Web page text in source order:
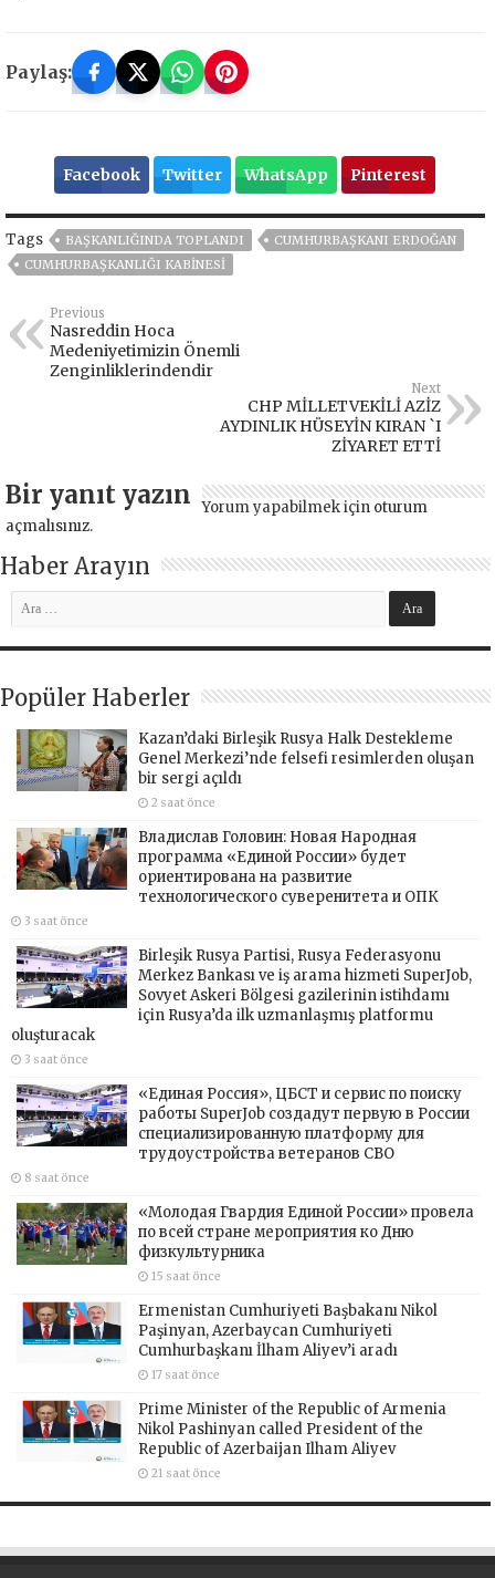
Paylaş:
Facebook Twitter WhatsApp Pinterest
Tags BAŞKANLIĞINDA TOPLANDI
CUMHURBAŞKANI ERDOĞAN
CUMHURBAŞKANLIĞI KABINESI
Previous
Nasreddin Hoca
Medeniyetimizin Önemli
Zenginliklerindendir
Next
CHP MİLLETVEKİLİ AZİZ
AYDINLIK HÜSEYİN KIRAN `I
ZİYARET ETTİ
Bir yanıt yazın Yorum yapabilmek için oturum
açmalısınız.
Haber Arayın
Popüler Haberler
Kazan’daki Birleşik Rusya Halk Destekleme
Genel Merkezi’nde felsefi resimlerden oluşan
bir sergi açıldı
2 saat önce
Владислав Головин: Новая Народная
программа «Единой России» будет
ориентирована на развитие
технологического суверенитета и ОПК
3 saat önce
Birleşik Rusya Partisi, Rusya Federasyonu
Merkez Bankası ve iş arama hizmeti SuperJob,
Sovyet Askeri Bölgesi gazilerinin istihdamı
için Rusya’da ilk uzmanlaşmış platformu
oluşturacak
3 saat önce
«Единая Россия», ЦБСТ и сервис по поиску
работы SuperJob создадут первую в России
специализированную платформу для
трудоустройства ветеранов СВО
8 saat önce
«Молодая Гвардия Единой России» провела
по всей стране мероприятия ко Дню
физкультурника
15 saat önce
Ermenistan Cumhuriyeti Başbakanı Nikol
Paşinyan, Azerbaycan Cumhuriyeti
Cumhurbaşkanı İlham Aliyev’i aradı
17 saat önce
Prime Minister of the Republic of Armenia
Nikol Pashinyan called President of the
Republic of Azerbaijan Ilham Aliyev
21 saat önce